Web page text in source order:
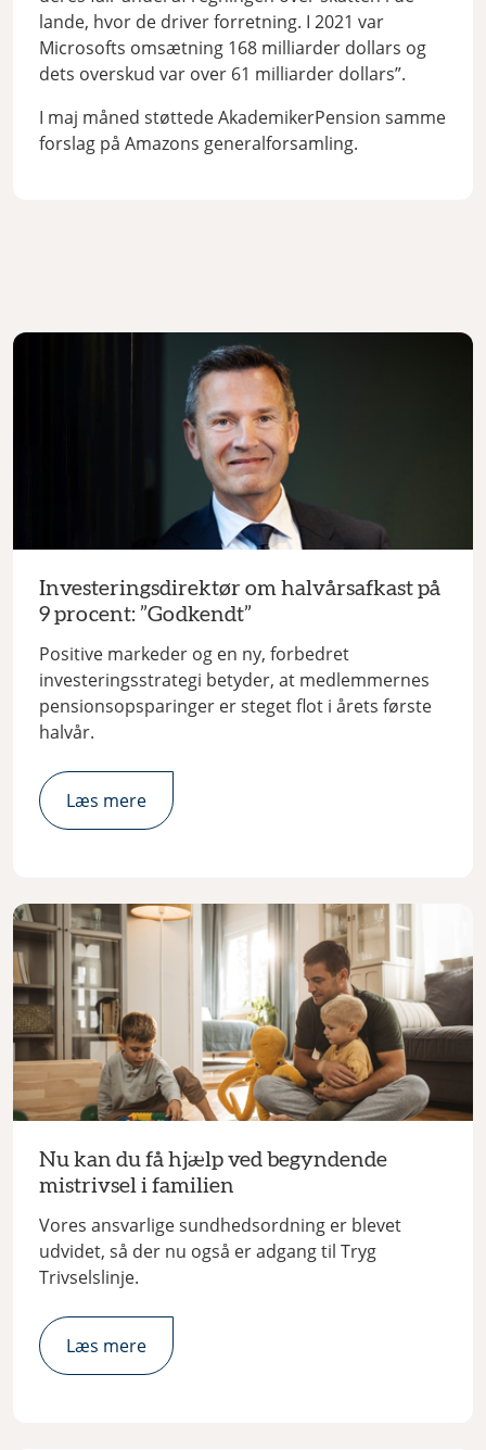
lande, hvor de driver forretning. I 2021 var
Microsofts omsætning 168 milliarder dollars og
dets overskud var over 61 milliarder dollars”.
I maj måned støttede AkademikerPension samme
forslag på Amazons generalforsamling.
Investeringsdirektør om halvårsafkast på
9 procent: ”Godkendt”
Positive markeder og en ny, forbedret
investeringsstrategi betyder, at medlemmernes
pensionsopsparinger er steget flot i årets første
halvår.
Læs mere
Nu kan du få hjælp ved begyndende
mistrivsel i familien
Vores ansvarlige sundhedsordning er blevet
udvidet, så der nu også er adgang til Tryg
Trivselslinje.
Læs mere